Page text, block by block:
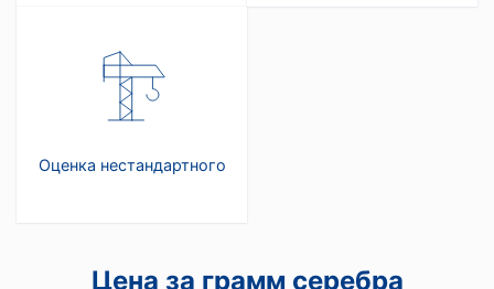
Оценка нестандартного
Цена за грамм серебра